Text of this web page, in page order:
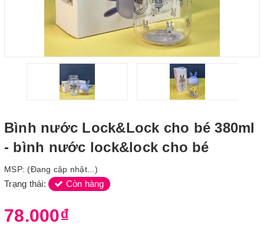
Bình nước Lock&Lock cho bé 380ml
- bình nước lock&lock cho bé
MSP: (Đang cập nhật...)
Trạng thái: Còn hàng
78.000₫